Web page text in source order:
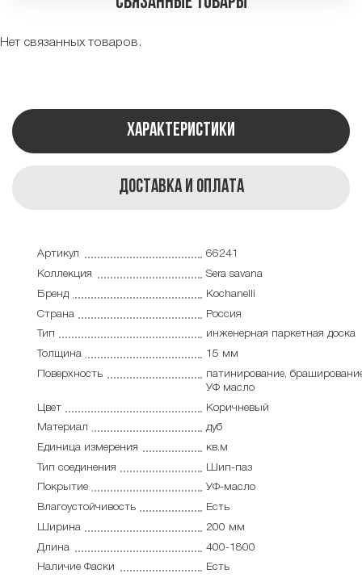
Нет связанных товаров.
Характеристики
Доставка и оплата
Артикул
66241
Коллекция
Sera savana
Бренд
Kochanelli
Страна
Россия
Тип
инженерная паркетная доска
Толщина
15 мм
Поверхность
патинирование,
УФ масло
Цвет
Коричневый
Материал
дуб
Единица измерения
кв.м
Тип соединения
Шип-паз
Покрытие
УФ-масло
Влагоустойчивость
Есть
Ширина
200 мм
Длина
400-1800
Наличие Фаски
Есть